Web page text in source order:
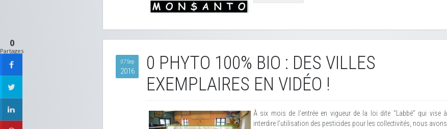
07 Sep
2016
0 PHYTO 100% BIO : DES VILLES
EXEMPLAIRES EN VIDÉO !
À six mois de l'entrée en vigueur de la loi dite "Labbé" qui vise à
interdire l'utilisation des pesticides pour les collectivités, nous avons
0
Partages